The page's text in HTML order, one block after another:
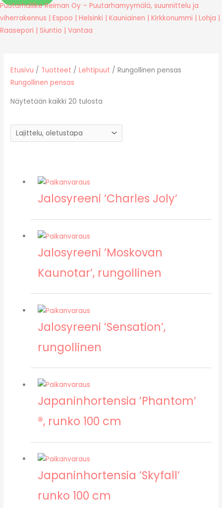
Puutarhaliike Reiman Oy – Puutarhamyymälä, suunnittelu ja
viherrakennus | Espoo | Helsinki | Kauniainen | Kirkkonummi | Lohja |
Raasepori | Siuntio | Vantaa
Etusivu / Tuotteet /Lehtipuut / Rungollinen pensas
Rungollinen pensas
Näytetään kaikki 20 tulosta
Jalosyreeni ’Charles Joly’
Jalosyreeni ’Moskovan
Kaunotar’, rungollinen
Jalosyreeni ’Sensation’,
rungollinen
Japaninhortensia ’Phantom’
®, runko 100 cm
Japaninhortensia ’Skyfall’
runko 100 cm